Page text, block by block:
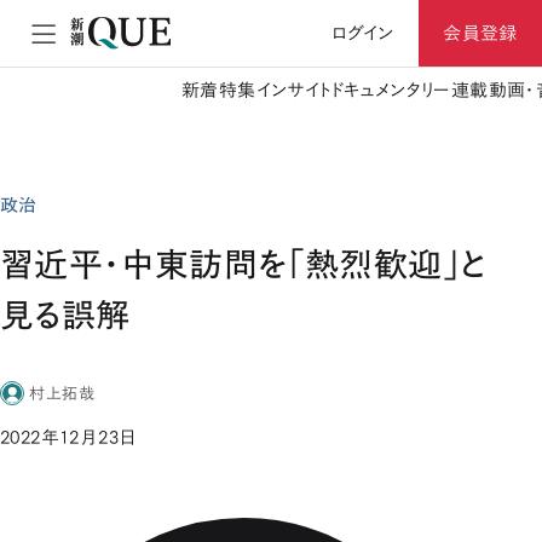
ログイン 会員登録
新着特集 インサイト ドキュメンタリー 連載動画
政治
習近平・中東訪問を「熱烈歓迎」と
見る誤解
村上拓哉
2022年12月23日